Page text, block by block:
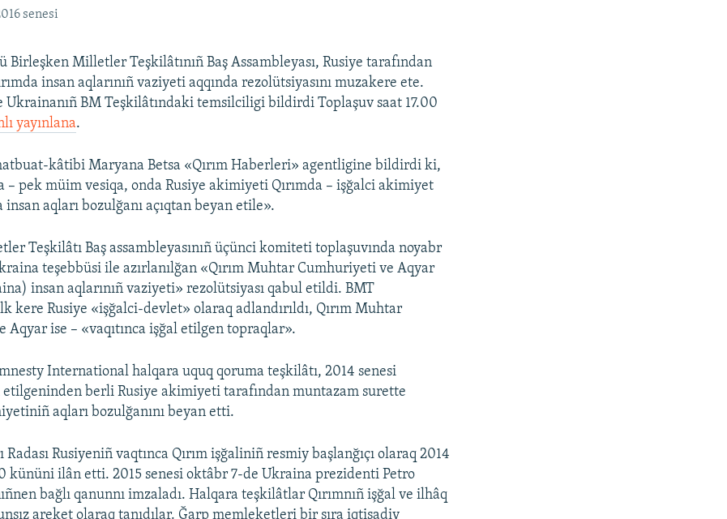
senesi
Birleşken Milletler Teşkilâtınıñ Baş Assambleyası, Rusiye tarafından
insan aqlarınıñ vaziyeti aqqında rezolütsiyasını muzakere ete.
Ukrainanıñ BM Teşkilâtındaki temsilciligi bildirdi Toplaşuv saat 17.00
yayınlana.
kâtibi Maryana Betsa «Qırım Haberleri» agentligine bildirdi ki,
– pek müim vesiqa, onda Rusiye akimiyeti Qırımda – işğalci akimiyet
insan aqları bozulğanı açıqtan beyan etile».
Teşkilâtı Baş assambleyasınıñ üçünci komiteti toplaşuvında noyabr
teşebbüsi ile azırlanılğan «Qırım Muhtar Cumhuriyeti ve Aqyar
insan aqlarınıñ vaziyeti» rezolütsiyası qabul etildi. BMT
kere Rusiye «işğalci-devlet» olaraq adlandırıldı, Qırım Muhtar
Aqyar ise – «vaqıtınca işğal etilgen topraqlar».
International halqara uquq qoruma teşkilâtı, 2014 senesi
etilgeninden berli Rusiye akimiyeti tarafından muntazam surette
aqları bozulğanını beyan etti.
Radası Rusiyeniñ vaqtınca Qırım işğaliniñ resmiy başlanğıçı olaraq 2014
kününi ilân etti. 2015 senesi oktâbr 7-de Ukraina prezidenti Petro
bağlı qanunnı imzaladı. Halqara teşkilâtlar Qırımnıñ işğal ve ilhâq
areket olaraq tanıdılar. Ğarp memleketleri bir sıra iqtisadiy